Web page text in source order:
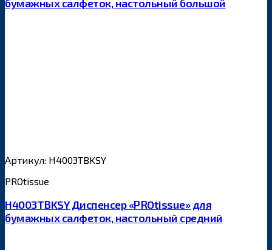
бумажных салфеток, настольный большой
Артикул: H4003TBKSY
PROtissue
H4003TBKSY Диспенсер «PROtissue» для
бумажных салфеток, настольный средний